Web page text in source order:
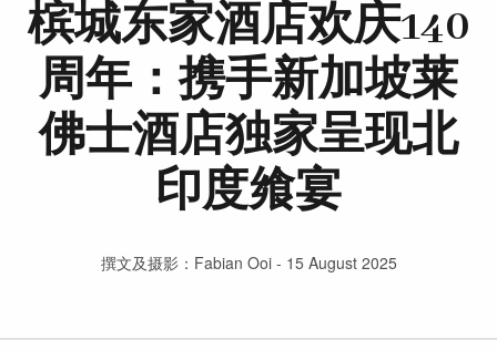
槟城东家酒店欢庆140
周年：携手新加坡莱
佛士酒店独家呈现北
印度飨宴
撰文及摄影：Fabian Ooi - 15 August 2025